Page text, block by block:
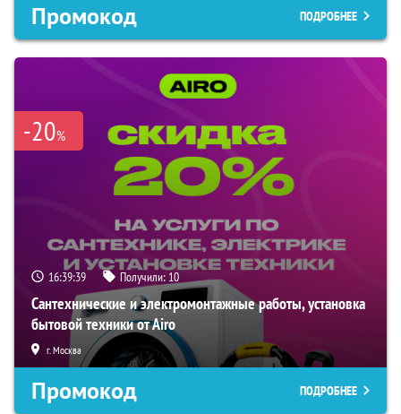
Промокод ПОДРОБНЕЕ
-20%
16:39:37 Получили: 10
Сантехнические и электромонтажные работы, установка
бытовой техники от Airo
г. Москва
Промокод ПОДРОБНЕЕ